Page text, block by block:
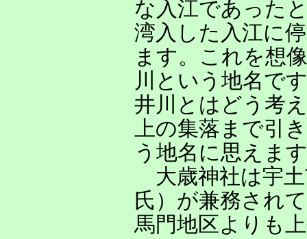
な入江であった
湾入した入江に
ます。これを想
川という地名で
井川とはどう考
上の集落まで引
う地名に思えま
大歳神社は宇土
氏）が兼務され
馬門地区よりも